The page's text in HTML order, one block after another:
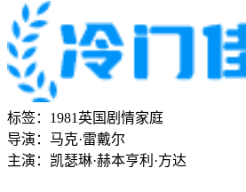
标签： 1981 英国 剧情家庭
导演： 马克·雷戴尔
主演： 凯瑟琳·赫本亨利·方达